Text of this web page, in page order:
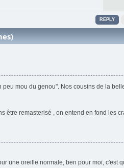
REPLY
mou du genou". Nos cousins de la
être remasterisé , on entend en fond les
une oreille normale, ben pour moi, c'est